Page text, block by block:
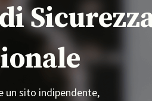
un sito indipendente,